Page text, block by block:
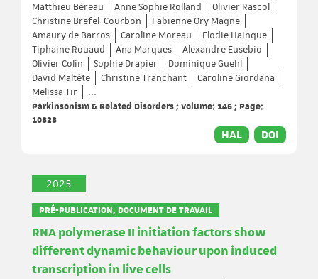
Matthieu Béreau
Anne Sophie Rolland
Olivier Rascol
Christine Brefel-Courbon
Fabienne Ory Magne
Amaury de Barros
Caroline Moreau
Elodie Hainque
Tiphaine Rouaud
Ana Marques
Alexandre Eusebio
Olivier Colin
Sophie Drapier
Dominique Guehl
David Maltête
Christine Tranchant
Caroline Giordana
Melissa Tir
...
Parkinsonism & Related Disorders ; Volume: 146 ; Page:
10828
HAL DOI
2025
PRÉ-PUBLICATION, DOCUMENT DE TRAVAIL
RNA polymerase II initiation factors show
different dynamic behaviour upon induced
transcription in live cells